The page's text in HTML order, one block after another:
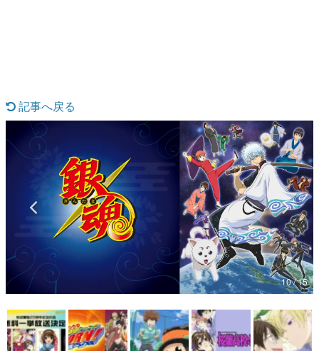
なんでゲームは面白い？
ゲーム開発者・hamatsu氏がゲームの魅力を画面や操作の
具体的な形から解き明かしていく、硬派で骨太な評論連載
です。
ゲームが変えた日本語
「経験値」「裏技」「ラスボス」… ゲームにまつわる言葉
の起源や用法の変遷を、コンピューター文化史研究家・タ
イニーP氏が徹底調査。
カテゴリ
マンガ
記事へ戻る
10 / 15